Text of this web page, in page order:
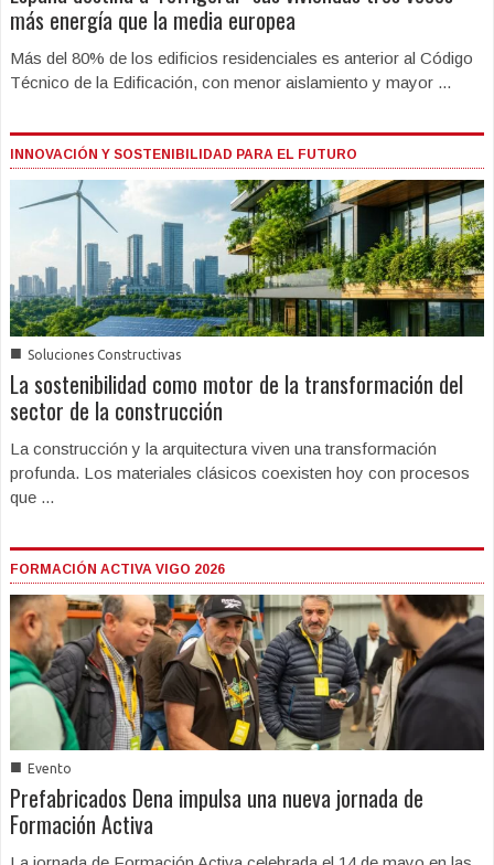
más energía que la media europea
Más del 80% de los edificios residenciales es anterior al Código
Técnico de la Edificación, con menor aislamiento y mayor ...
INNOVACIÓN Y SOSTENIBILIDAD PARA EL FUTURO
■ Soluciones Constructivas
La sostenibilidad como motor de la transformación del
sector de la construcción
La construcción y la arquitectura viven una transformación
profunda. Los materiales clásicos coexisten hoy con procesos
que ...
FORMACIÓN ACTIVA VIGO 2026
■ Evento
Prefabricados Dena impulsa una nueva jornada de
Formación Activa